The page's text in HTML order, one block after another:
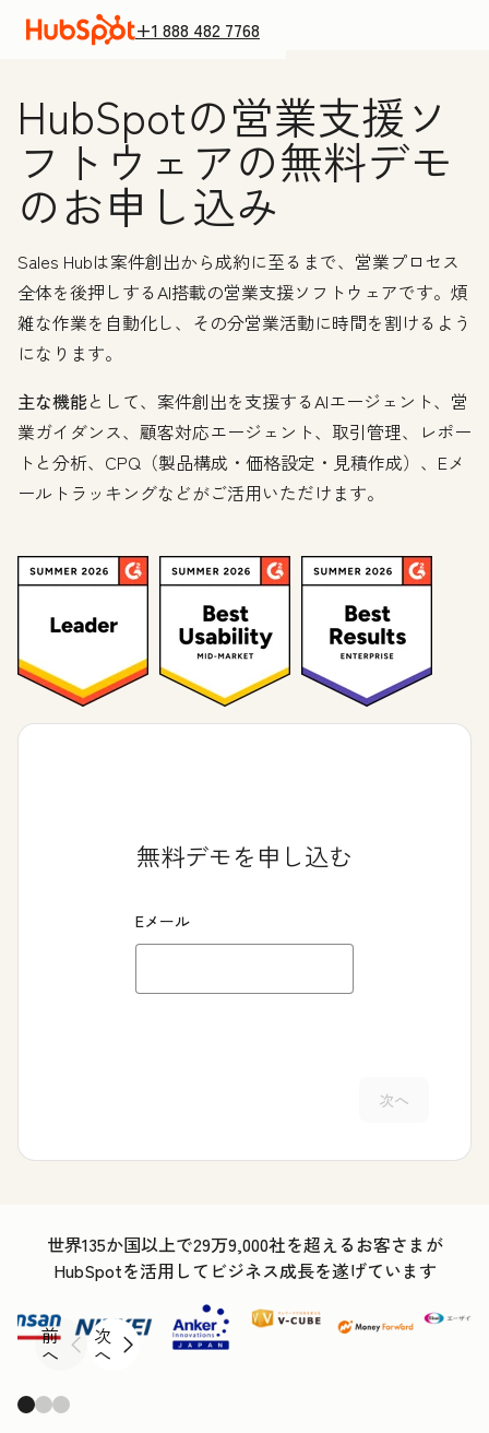
+1 888 482 7768
HubSpotの営業支援ソ
フトウェアの無料デモ
のお申し込み
Sales Hubは案件創出から成約に至るまで、営業プロセス
全体を後押しするAI搭載の営業支援ソフトウェアです。煩
雑な作業を自動化し、その分営業活動に時間を割けるよう
になります。
主な機能として、案件創出を支援するAIエージェント、営
業ガイダンス、顧客対応エージェント、取引管理、レポー
トと分析、CPQ（製品構成・価格設定・見積作成）、Eメ
ールトラッキングなどがご活用いただけます。
無料デモを申し込む
Eメール
次へ
世界135か国以上で29万9,000社を超えるお客さまが
HubSpotを活用してビジネス成長を遂げています
前
へ
次
へ